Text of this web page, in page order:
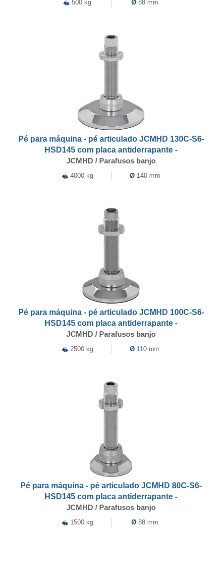
500 kg Ø 88 mm
Pé para máquina - pé articulado JCMHD 130C-S6-
HSD145 com placa antiderrapante -
JCMHD / Parafusos banjo
4000 kg Ø 140 mm
Pé para máquina - pé articulado JCMHD 100C-S6-
HSD145 com placa antiderrapante -
JCMHD / Parafusos banjo
2500 kg Ø 110 mm
Pé para máquina - pé articulado JCMHD 80C-S6-
HSD145 com placa antiderrapante -
JCMHD / Parafusos banjo
1500 kg Ø 88 mm